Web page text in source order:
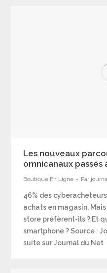
Les nouveaux
omnicanaux passés
Boutique En Ligne Par
46% des
achats en magasin.
store préfèrent-ils ? Et
smartphone ? Source :
suite sur Journal du Net